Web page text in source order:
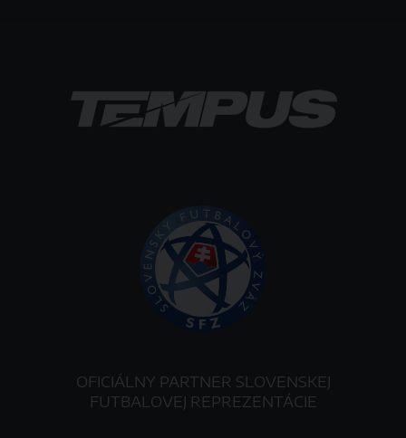
OFICIÁLNY PARTNER SLOVENSKEJ
FUTBALOVEJ REPREZENTÁCIE